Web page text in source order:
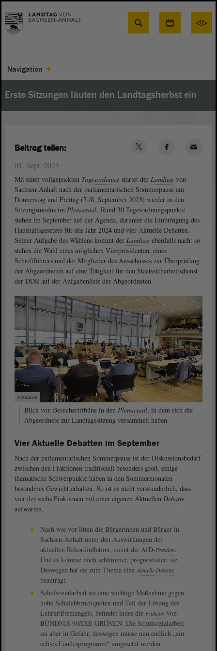
Suche
Navigation
Erste Sitzungen läuten den Landtagsherbst ein
01. Sept. 2023
Mit einer vollgepackten Tagesordnung startet der Landtag von
Sachsen-Anhalt nach der parlamentarischen Sommerpause am
Donnerstag und Freitag (7./8. September 2023) wieder in den
Sitzungsmodus im Plenarsaal. Rund 30 Tagesordnungspunkte
stehen im September auf der Agenda, darunter die Einbringung des
Haushaltsgesetzes für das Jahr 2024 und vier Aktuelle Debatten.
Seiner Aufgabe des Wählens kommt der Landtag ebenfalls nach: so
stehen die Wahl eines möglichen Vizepräsidenten, eines
Schriftführers und der Mitglieder des Ausschusses zur Überprüfung
der Abgeordneten auf eine Tätigkeit für den Staatssicherheitsdienst
der DDR auf der Aufgabenliste der Abgeordneten.
© ltlsa/stb
Blick von Besuchertribüne in den Plenarsaal, in dem sich die
Abgeordnete zur Landtagssitzung versammelt haben.
Vier Aktuelle Debatten im September
Nach der parlamentarischen Sommerpause ist der Diskussionsbedarf
zwischen den Fraktionen traditionell besonders groß, einige
thematische Schwerpunkte haben in den Sommermonaten
besonderes Gewicht erhalten. So ist es nicht verwunderlich, dass
vier der sechs Fraktionen mit einer eigenen Aktuellen Debatte
aufwarten.
Nach wie vor litten die Bürgerinnen und Bürger in
Sachsen-Anhalt unter den Auswirkungen der
aktuellen Rekordinflation, meint die AfD-Fraktion.
Und es komme noch schlimmer, prognostiziert sie.
Deswegen hat sie zum Thema eine Aktuelle Debatte
beantragt.
Schulsozialarbeit sei eine wichtige Maßnahme gegen
hohe Schulabbruchquoten und Teil der Lösung des
Lehrkräftemangels, befindet indes die Fraktion von
BÜNDNIS 90/DIE GRÜNEN. Die Schulsozialarbeit
sei aber in Gefahr, deswegen müsse nun endlich „ein
echtes Landesprogramm“ umgesetzt werden.
Beitrag teilen: